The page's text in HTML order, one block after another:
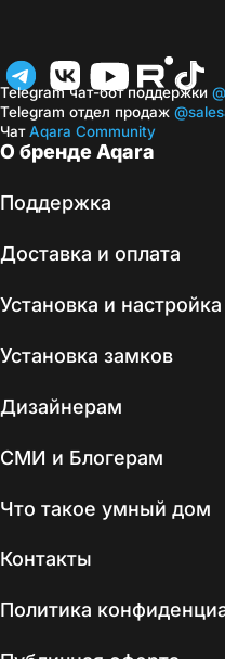
О бренде Aqara
Поддержка
Доставка и оплата
Установка и настройка
Установка замков
Дизайнерам
СМИ и Блогерам
Что такое умный дом
Контакты
Политика
Telegram чат-бот поддержки
Telegram отдел продаж
ЧатAqara Community